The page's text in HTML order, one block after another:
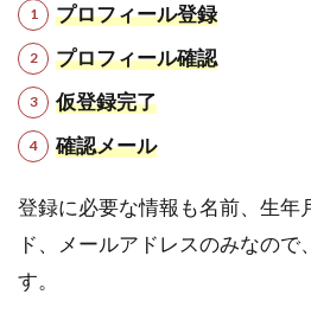
プロフィール登録
プロフィール確認
仮登録完了
確認メール
登録に必要な情報も名前、生年
ド、メールアドレスのみなので
す。